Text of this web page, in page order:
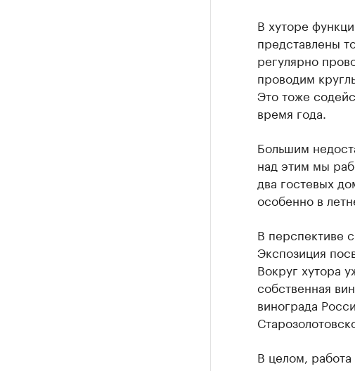
В хуторе
представлены
регулярно
проводим
Это тоже
время года.
Большим
над этим мы
два гостевых
особенно в
В перспективе
Экспозиция
Вокруг хутора
собственная
винограда
В целом,